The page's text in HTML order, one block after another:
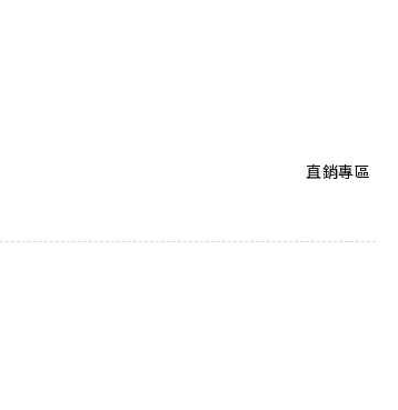
直銷專區